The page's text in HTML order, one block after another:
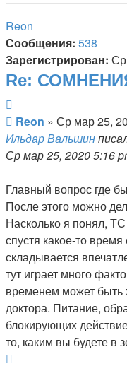
Reon
Сообщения: 538
Зарегистрирован: Ср
Re:
Сообщение
Reon » Ср мар 25,
Ильдар Вальшин
Ср мар 25, 2020 5:16
Главный вопрос где
После этого можно
Насколько я понял,
спустя какое-то
складывается
тут играет много
временем может быть
доктора. Питание,
блокирующих
то, каким вы будете в